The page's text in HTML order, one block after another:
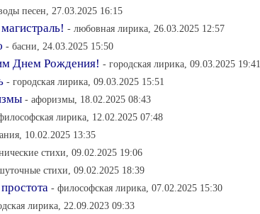
песен, 27.03.2025 16:15
- любовная лирика, 26.03.2025 12:57
- басни, 24.03.2025 15:50
Днем Рождения! - городская лирика, 09.03.2025 19:41
- городская лирика, 09.03.2025 15:51
- афоризмы, 18.02.2025 08:43
лирика, 12.02.2025 07:48
10.02.2025 13:35
стихи, 09.02.2025 19:06
стихи, 09.02.2025 18:39
- философская лирика, 07.02.2025 15:30
лирика, 22.09.2023 09:33